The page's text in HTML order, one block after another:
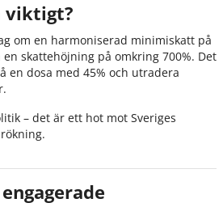
viktigt?
om en harmoniserad minimiskatt på
skattehöjning på omkring 700%. Det
en dosa med 45% och utradera
– det är ett hot mot Sveriges